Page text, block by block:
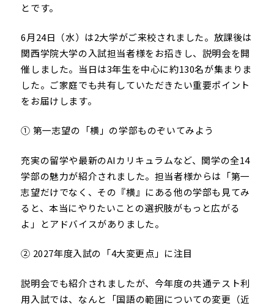
とです。
6月24日（水）は2大学がご来校されました。放課後は
関西学院大学の入試担当者様をお招きし、説明会を開
催しました。当日は3年生を中心に約130名が集まりま
した。ご家庭でも共有していただきたい重要ポイント
をお届けします。
① 第一志望の「横」の学部ものぞいてみよう
充実の留学や最新のAIカリキュラムなど、関学の全14
学部の魅力が紹介されました。担当者様からは「第一
志望だけでなく、その『横』にある他の学部も見てみ
ると、本当にやりたいことの選択肢がもっと広がる
よ」とアドバイスがありました。
② 2027年度入試の「4大変更点」に注目
説明会でも紹介されましたが、今年度の共通テスト利
用入試では、なんと「国語の範囲についての変更（近